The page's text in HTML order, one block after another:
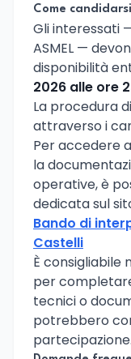
Come candidarsi
Gli interessati
ASMEL —
disponibilità
2026 alle ore
La procedura
attraverso i
Per accedere
la
operative, è
dedicata sul
Bando di
Castelli
È consigliabile
per
tecnici o
potrebbero
partecipazione.